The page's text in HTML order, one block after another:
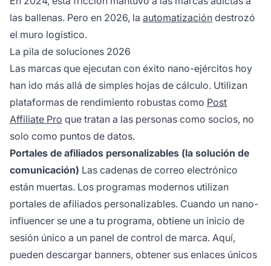
las ballenas. Pero en 2026, la automatización destrozó
el muro logístico.
La pila de soluciones 2026
Las marcas que ejecutan con éxito nano-ejércitos hoy
han ido más allá de simples hojas de cálculo. Utilizan
plataformas de rendimiento robustas como Post
Affiliate Pro que tratan a las personas como socios, no
solo como puntos de datos.
Portales de afiliados personalizables (la solución de
comunicación) Las cadenas de correo electrónico
están muertas. Los programas modernos utilizan
portales de afiliados personalizables. Cuando un nano-
influencer se une a tu programa, obtiene un inicio de
sesión único a un panel de control de marca. Aquí,
pueden descargar banners, obtener sus enlaces únicos